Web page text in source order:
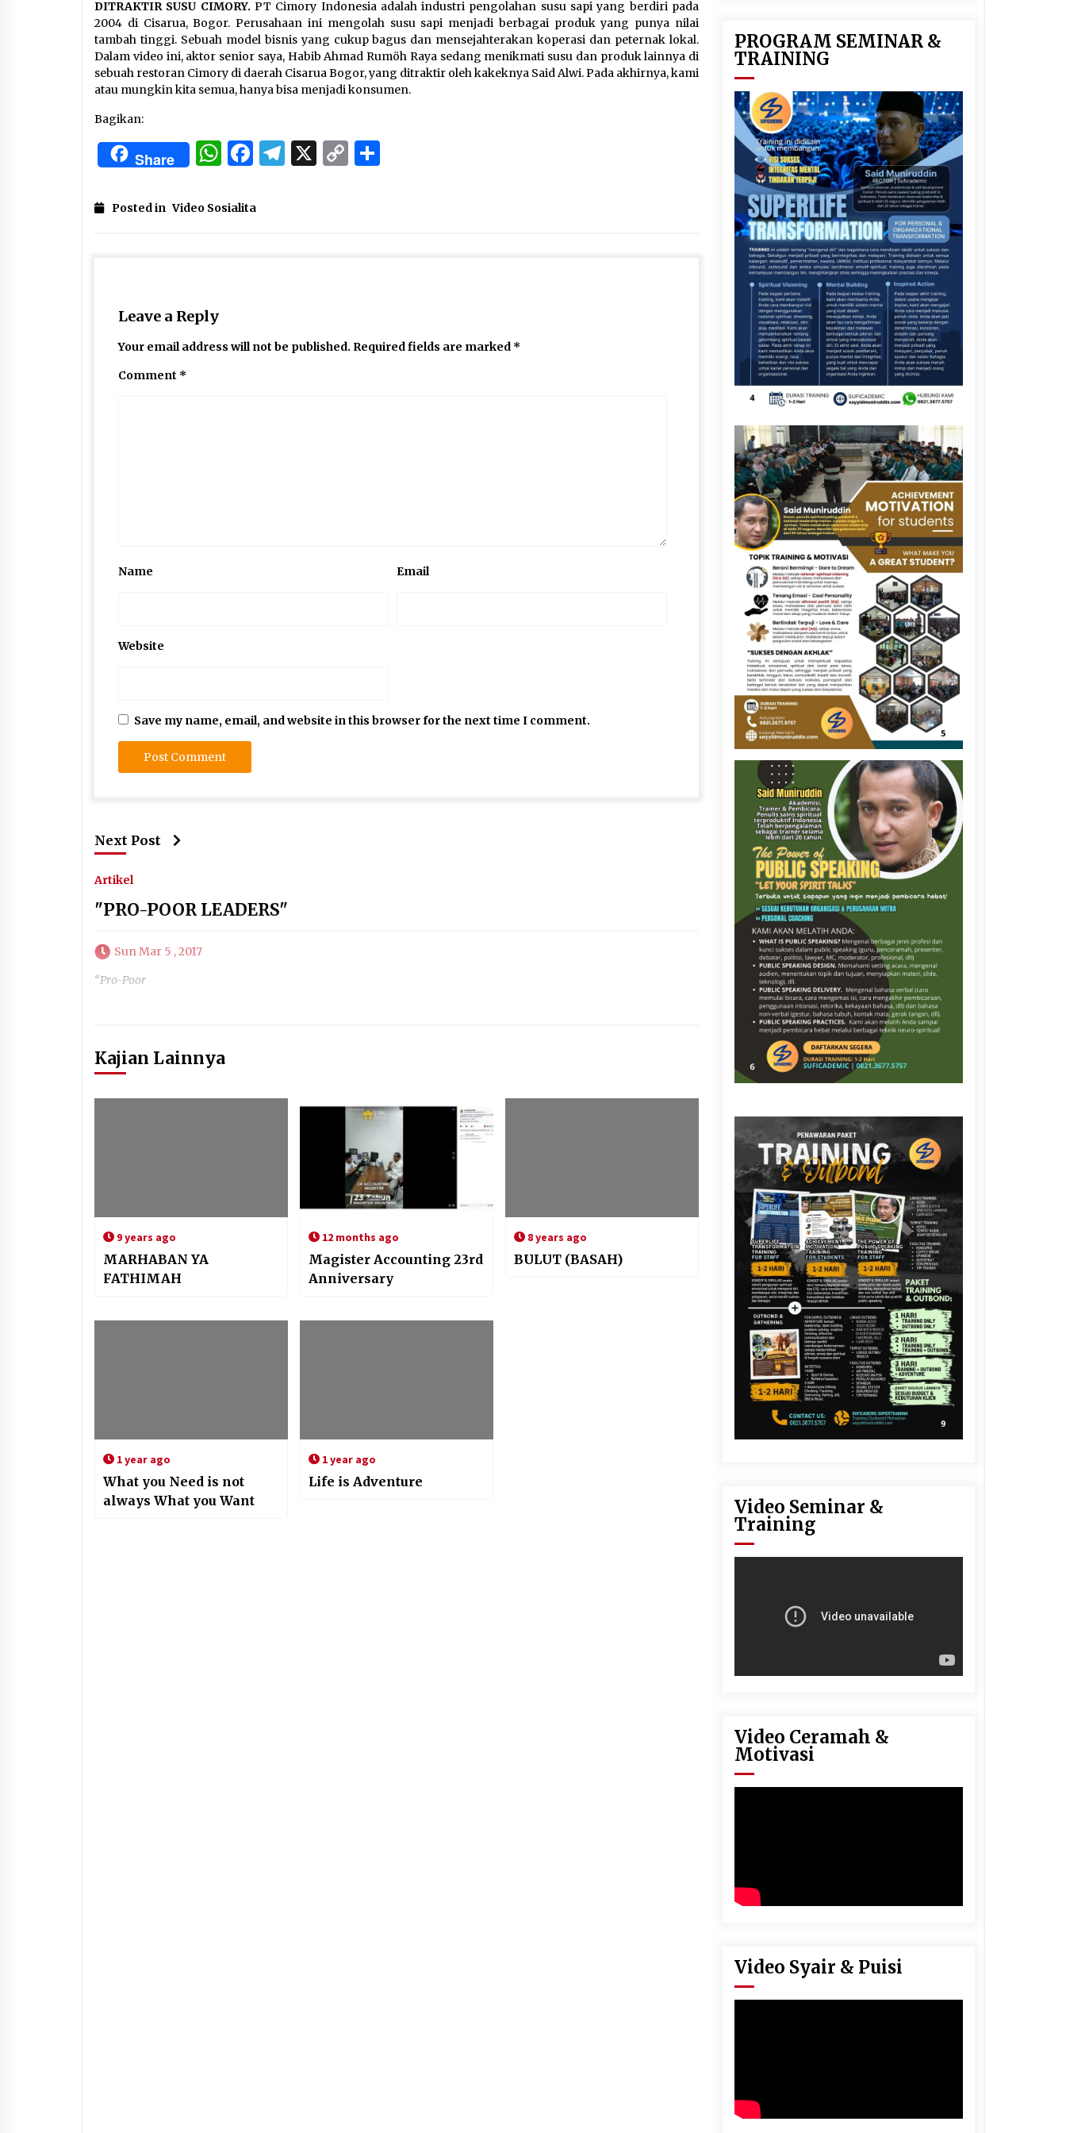
DITRAKTIR SUSU CIMORY. PT Cimory Indonesia adalah industri pengolahan susu sapi yang berdiri pada
2004 di Cisarua, Bogor. Perusahaan ini mengolah susu sapi menjadi berbagai produk yang punya nilai
tambah tinggi. Sebuah model bisnis yang cukup bagus dan mensejahterakan koperasi dan peternak lokal.
Dalam video ini, aktor senior saya, Habib Ahmad Rumöh Raya sedang menikmati susu dan produk lainnya di
sebuah restoran Cimory di daerah Cisarua Bogor, yang ditraktir oleh kakeknya Said Alwi. Pada akhirnya, kami
atau mungkin kita semua, hanya bisa menjadi konsumen.
Bagikan:
Share WhatsApp
Facebook
Telegram
X Copy
Posted in Video Sosialita
Leave a Reply
Your email address will not be published. Required fields are marked *
Comment *
Name Email
Website
Save my name, email, and website in this browser for the next time I comment.
Next Post
Artikel
"PRO-POOR LEADERS"
Sun Mar 5 , 2017
“Pro-Poor
Kajian Lainnya
9 years ago
MARHABAN YA
FATHIMAH
12 months ago
Magister Accounting 23rd
Anniversary
8 years ago
BULUT (BASAH)
1 year ago
What you Need is not
always What you Want
1 year ago
Life is Adventure
PROGRAM SEMINAR &
TRAINING
Video Seminar &
Training
Video Ceramah &
Motivasi
Video Syair & Puisi